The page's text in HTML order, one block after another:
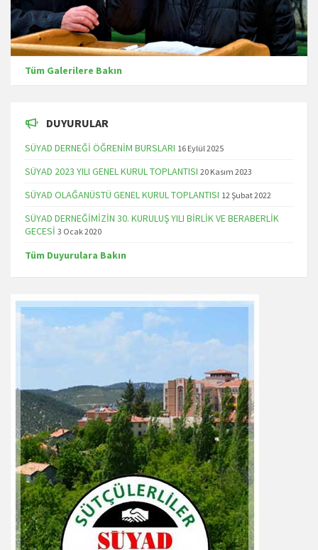
Tüm Galerilere Bakın
DUYURULAR
SÜYAD DERNEĞİ ÖĞRENİM BURSLARI 16 Eylül 2025
SÜYAD 2023 YILI GENEL KURUL TOPLANTISI 20 Kasım 2023
SÜYAD OLAĞANÜSTÜ GENEL KURUL TOPLANTISI 12 Şubat 2022
SÜYAD DERNEĞİMİZİN 30. KURULUŞ YILI BİRLİK VE BERABERLİK
GECESİ 3 Ocak 2020
Tüm Duyurulara Bakın